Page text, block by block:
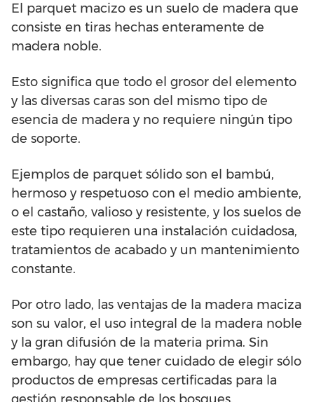
El parquet macizo es un suelo de madera que
consiste en tiras hechas enteramente de
madera noble.
Esto significa que todo el grosor del elemento
y las diversas caras son del mismo tipo de
esencia de madera y no requiere ningún tipo
de soporte.
Ejemplos de parquet sólido son el bambú,
hermoso y respetuoso con el medio ambiente,
o el castaño, valioso y resistente, y los suelos de
este tipo requieren una instalación cuidadosa,
tratamientos de acabado y un mantenimiento
constante.
Por otro lado, las ventajas de la madera maciza
son su valor, el uso integral de la madera noble
y la gran difusión de la materia prima. Sin
embargo, hay que tener cuidado de elegir sólo
productos de empresas certificadas para la